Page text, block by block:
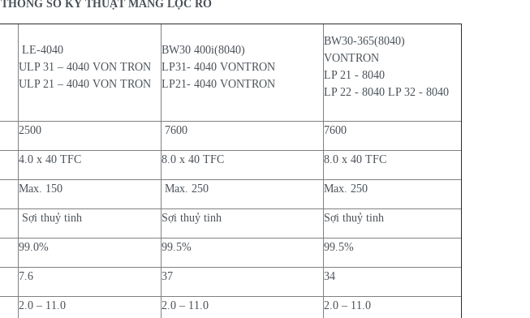
THÔNG SỐ KỸ THUẬT MÀNG LỌC RO
LE-4040
ULP 31 – 4040 VON TRON
ULP 21 – 4040 VON TRON
BW30 400i(8040)
LP31- 4040 VONTRON
LP21- 4040 VONTRON
BW30-365(8040)
VONTRON
LP 21 - 8040
LP 22 - 8040 LP 32 - 8040
2500 7600 7600
4.0 x 40 TFC 8.0 x 40 TFC 8.0 x 40 TFC
Max. 150 Max. 250 Max. 250
Sợi thuỷ tinh Sợi thuỷ tinh Sợi thuỷ tinh
99.0% 99.5% 99.5%
7.6 37 34
2.0 – 11.0 2.0 – 11.0 2.0 – 11.0